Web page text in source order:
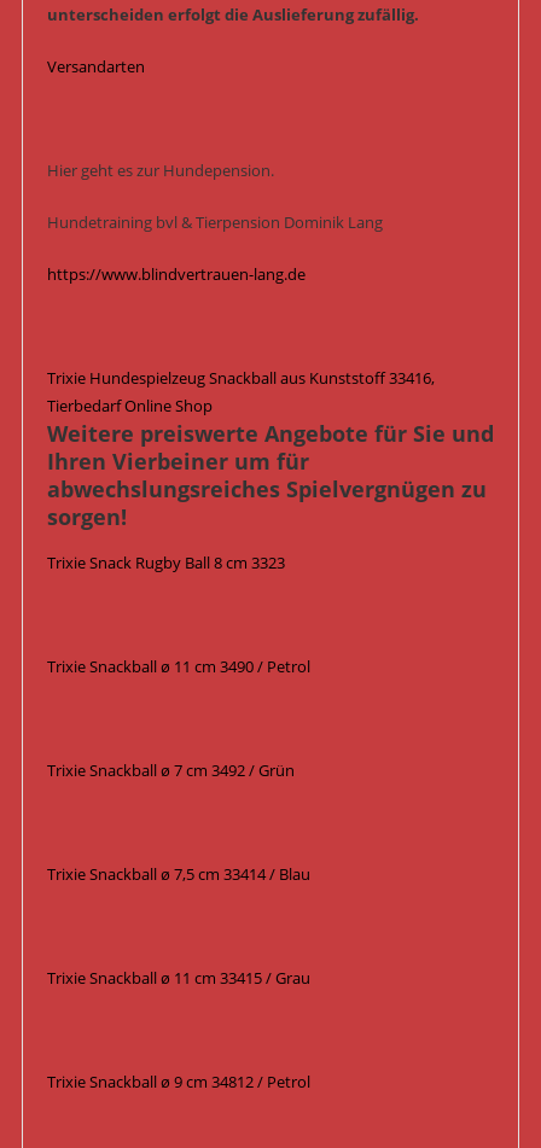
unterscheiden erfolgt die Auslieferung zufällig.
Versandarten
Hier geht es zur Hundepension.
Hundetraining bvl & Tierpension Dominik Lang
https://www.blindvertrauen-lang.de
Trixie Hundespielzeug Snackball aus Kunststoff 33416,
Tierbedarf Online Shop
Weitere preiswerte Angebote für Sie und
Ihren Vierbeiner um für
abwechslungsreiches Spielvergnügen zu
sorgen!
Trixie Snack Rugby Ball 8 cm 3323
Trixie Snackball ø 11 cm 3490 / Petrol
Trixie Snackball ø 7 cm 3492 / Grün
Trixie Snackball ø 7,5 cm 33414 / Blau
Trixie Snackball ø 11 cm 33415 / Grau
Trixie Snackball ø 9 cm 34812 / Petrol